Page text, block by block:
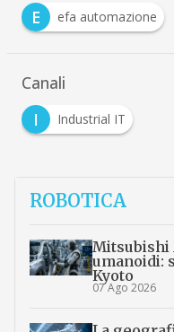
E
efa automazione
Canali
I
Industrial IT
ROBOTICA
Mitsubishi
umanoidi:
Kyoto
07 Ago 2026